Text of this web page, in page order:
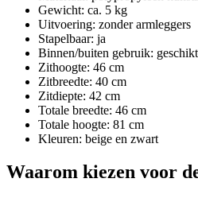
Gewicht: ca. 5 kg
Uitvoering: zonder armleggers
Stapelbaar: ja
Binnen/buiten gebruik:
Zithoogte: 46 cm
Zitbreedte: 40 cm
Zitdiepte: 42 cm
Totale breedte: 46 cm
Totale hoogte: 81 cm
Kleuren: beige en zwart
Waarom kiezen voor